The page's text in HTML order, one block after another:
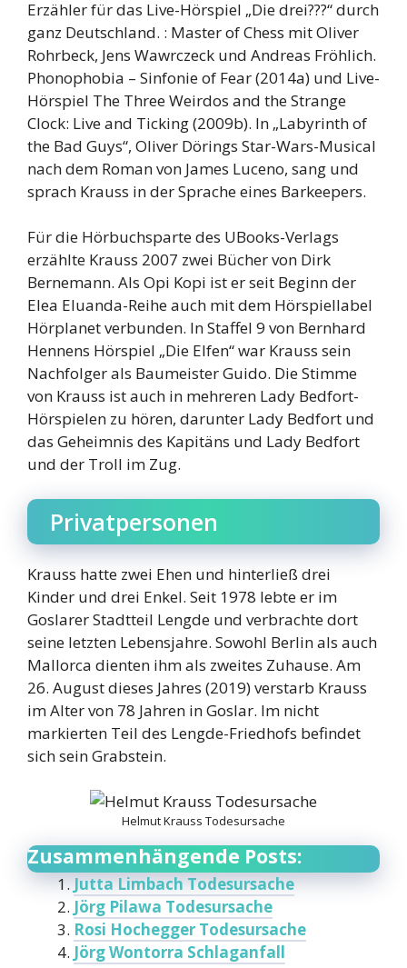
Erzähler für das Live-Hörspiel „Die drei???“ durch
ganz Deutschland. : Master of Chess mit Oliver
Rohrbeck, Jens Wawrczeck und Andreas Fröhlich.
Phonophobia – Sinfonie of Fear (2014a) und Live-
Hörspiel The Three Weirdos and the Strange
Clock: Live and Ticking (2009b). In „Labyrinth of
the Bad Guys“, Oliver Dörings Star-Wars-Musical
nach dem Roman von James Luceno, sang und
sprach Krauss in der Sprache eines Barkeepers.
Für die Hörbuchsparte des UBooks-Verlags
erzählte Krauss 2007 zwei Bücher von Dirk
Bernemann. Als Opi Kopi ist er seit Beginn der
Elea Eluanda-Reihe auch mit dem Hörspiellabel
Hörplanet verbunden. In Staffel 9 von Bernhard
Hennens Hörspiel „Die Elfen“ war Krauss sein
Nachfolger als Baumeister Guido. Die Stimme
von Krauss ist auch in mehreren Lady Bedfort-
Hörspielen zu hören, darunter Lady Bedfort und
das Geheimnis des Kapitäns und Lady Bedfort
und der Troll im Zug.
Privatpersonen
Krauss hatte zwei Ehen und hinterließ drei
Kinder und drei Enkel. Seit 1978 lebte er im
Goslarer Stadtteil Lengde und verbrachte dort
seine letzten Lebensjahre. Sowohl Berlin als auch
Mallorca dienten ihm als zweites Zuhause. Am
26. August dieses Jahres (2019) verstarb Krauss
im Alter von 78 Jahren in Goslar. Im nicht
markierten Teil des Lengde-Friedhofs befindet
sich sein Grabstein.
Helmut Krauss Todesursache
Zusammenhängende Posts:
Jutta Limbach Todesursache
Jörg Pilawa Todesursache
Rosi Hochegger Todesursache
Jörg Wontorra Schlaganfall